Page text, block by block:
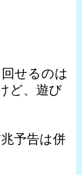
せるのは
ど、遊び
予告は併